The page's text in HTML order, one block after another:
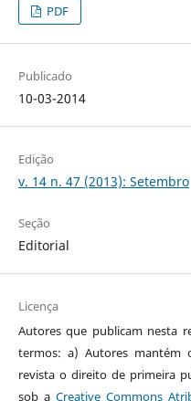
PDF
Publicado
10-03-2014
Edição
v. 14 n. 47 (2013): Setembro
Seção
Editorial
Licença
Autores que publicam nesta
termos: a) Autores mantém
revista o direito de primeira
sob a Creative Commons